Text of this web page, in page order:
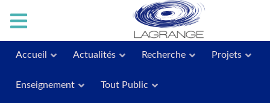
Accueil Actualités Recherche Projets
Enseignement Tout Public